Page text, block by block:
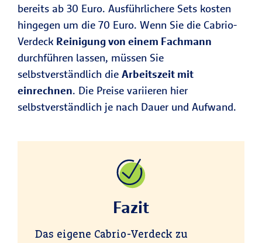
bereits ab 30 Euro. Ausführlichere Sets kosten
hingegen um die 70 Euro. Wenn Sie die Cabrio-
Verdeck Reinigung von einem Fachmann
durchführen lassen, müssen Sie
selbstverständlich die Arbeitszeit mit
einrechnen. Die Preise variieren hier
selbstverständlich je nach Dauer und Aufwand.
Fazit
Das eigene Cabrio-Verdeck zu